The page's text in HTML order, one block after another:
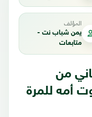
المؤلف
يمن شباب نت -
متابعات
من
أمه للمرة